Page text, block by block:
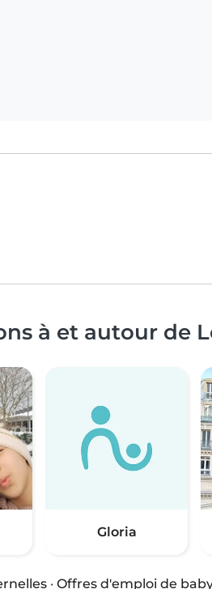
à et autour de
Gloria
· Offres d'emploi de